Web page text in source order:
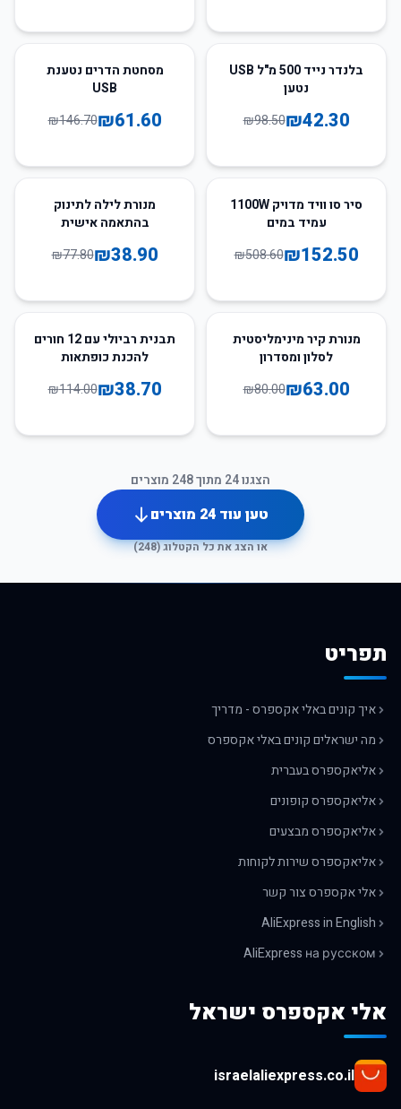
57
בלנדר נייד 500 מ"ל USB
נטען
₪42.30
₪98.50
58מסחטת הדרים נטענת
USB
₪61.60
₪146.70
70
סיר סו וויד מדויק 1100W
עמיד במים
₪152.50
₪508.60
מנורת לילה לתינוק
בהתאמה אישית
₪38.90
₪77.80
21
מנורת קיר מינימליסטית
לסלון ומסדרון
₪63.00
₪80.00
66%
תבנית רביולי עם 12 חורים
להכנת כופתאות
₪38.70
₪114.00
הצגנו24 מתוך248 מוצרים
טען עוד 24 מוצרים
או הצג את כל הקטלוג (248
)
תפריט
איך קונים באלי אקספרס - מדריך
מה ישראלים קונים באלי אקספרס
אליאקספרס בעברית
אליאקספרס קופונים
אליאקספרס מבצעים
אליאקספרס שירות לקוחות
אלי אקספרס צור קשר
AliExpress in English
AliExpress на русском
אלי אקספרס ישראל
israelaliexpress.co.il